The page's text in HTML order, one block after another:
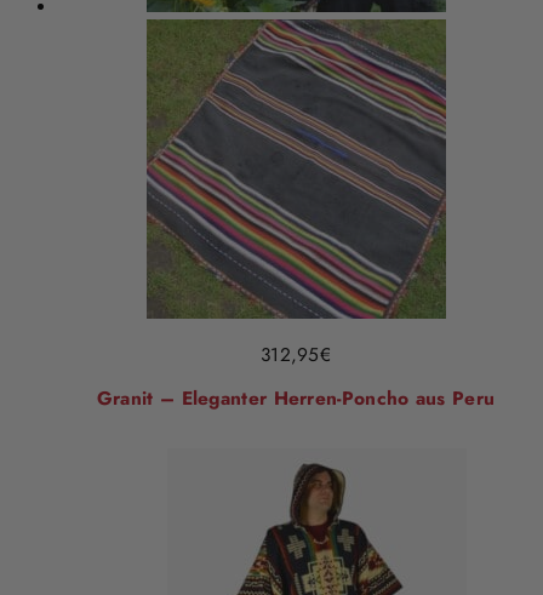
312,95€
Granit – Eleganter Herren-Poncho aus Peru